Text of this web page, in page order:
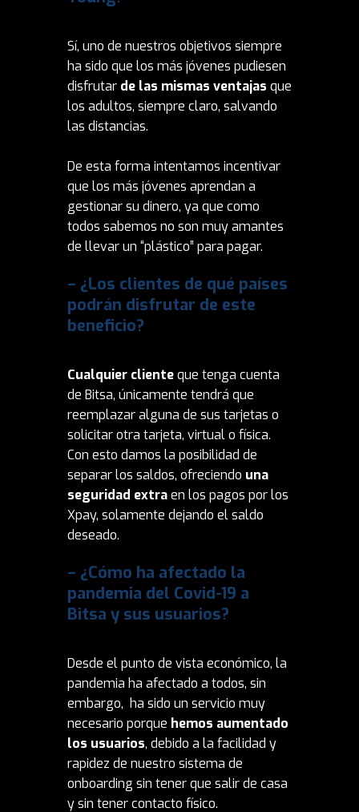
Sí, uno de nuestros objetivos siempre
ha sido que los más jóvenes pudiesen
disfrutar de las mismas ventajas que
los adultos, siempre claro, salvando
las distancias.
De esta forma intentamos incentivar
que los más jóvenes aprendan a
gestionar su dinero, ya que como
todos sabemos no son muy amantes
de llevar un “plástico” para pagar.
– ¿Los clientes de qué países
podrán disfrutar de este
beneficio?
Cualquier clienteque tenga cuenta
de Bitsa, únicamente tendrá que
reemplazar alguna de sus tarjetas o
solicitar otra tarjeta, virtual o física.
Con esto damos la posibilidad de
separar los saldos, ofreciendo una
seguridad extraen los pagos por los
Xpay, solamente dejando el saldo
deseado.
– ¿Cómo ha afectado la
pandemia del Covid-19 a
Bitsa y sus usuarios?
Desde el punto de vista económico, la
pandemia ha afectado a todos, sin
embargo, ha sido un servicio muy
necesario porque hemos aumentado
los usuarios, debido a la facilidad y
rapidez de nuestro sistema de
onboarding sin tener que salir de casa
y sin tener contacto físico.